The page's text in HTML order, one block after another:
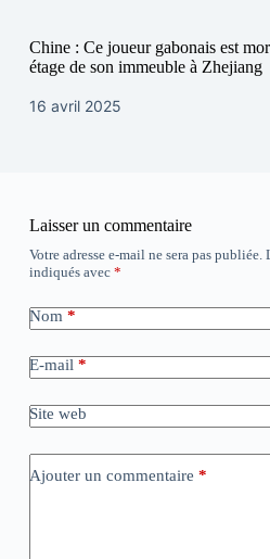
Chine : Ce joueur gabonais est
étage de son immeuble à Zhejiang
16 avril 2025
Laisser un commentaire
Votre adresse e-mail ne sera pas publiée.
indiqués avec *
Nom *
E-mail *
Site web
Ajouter un commentaire *